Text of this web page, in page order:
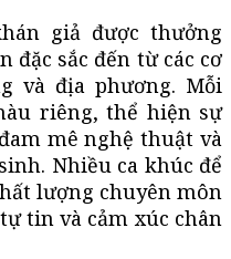
giả được thưởng
sắc đến từ các cơ
và địa phương. Mỗi
riêng, thể hiện sự
mê nghệ thuật và
Nhiều ca khúc để
lượng chuyên môn
tin và cảm xúc chân